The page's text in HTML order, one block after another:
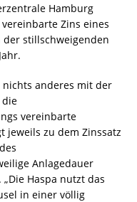
Hamburg
Zins eines
der stillschweigenden
anderes mit der
die
vereinbarte
jeweils zu dem Zinssatz
Anlagedauer
Haspa nutzt das
in einer völlig